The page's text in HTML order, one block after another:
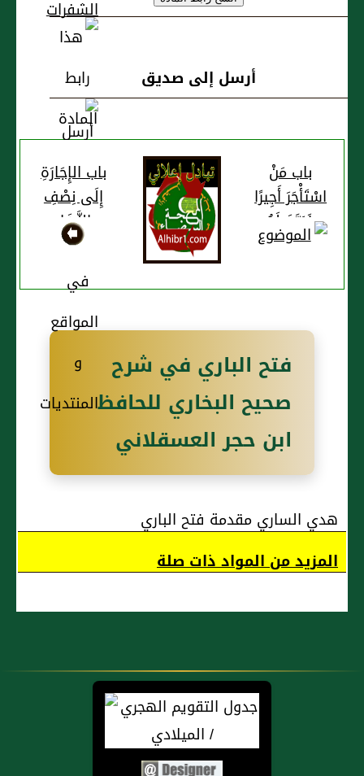
أرسل إلى صديق
باب مَنْ
اسْتَأْجَرَ أَجِيرًا
فَبَيَّنَ لَهُ
الأَجَلَ وَلَمْ
باب الإِجَارَةِ
إِلَى نِصْفِ
النَّهَارِ
فتح الباري في شرح
صحيح البخاري للحافظ
ابن حجر العسقلاني
هدي الساري مقدمة فتح الباري
المزيد من المواد ذات صلة